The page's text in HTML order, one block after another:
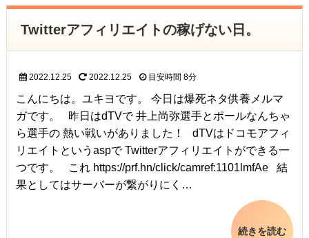
Twitterアフィリエイトの稼げない日。
2022.12.25 2022.12.25 目安時間 8分
こんにちは。ユキヨです。 今日は爆死ネタ供養メルマ
ガです。 昨日はdTVで 井上尚弥選手とポールなんちゃ
ら選手の 熱い戦いがありました！ dTVはドコモアフィ
リエイトというaspで Twitterアフィリエイトができる一
つです。 これ https://prf.hn/click/camref:1101lmfAe 結
果としてはサーバーが繋がりにく…
続きを読む